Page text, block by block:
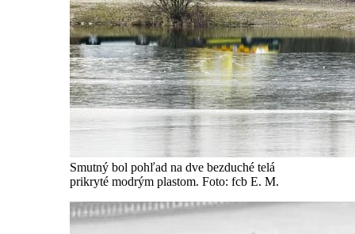
Smutný bol pohľad na dve bezduché telá
prikryté modrým plastom. Foto: fcb E. M.